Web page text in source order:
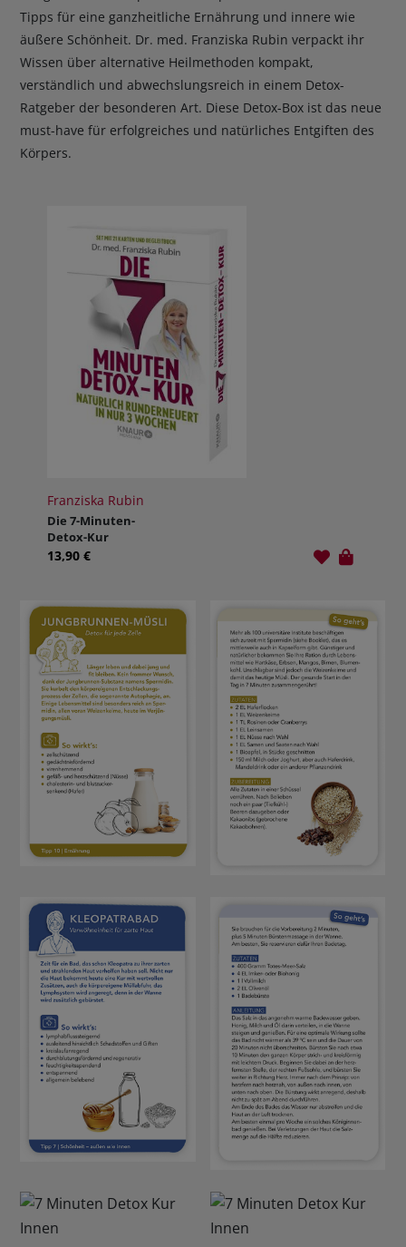
Tipps für eine ganzheitliche Ernährung und innere wie
äußere Schönheit. Dr. med. Franziska Rubin verpackt ihr
Wissen über alternative Heilmethoden kompakt,
verständlich und abwechslungsreich in einem Detox-
Ratgeber der besonderen Art. Diese Detox-Box ist das neue
must-have für erfolgreiches und natürliches Entgiften des
Körpers.
Franziska Rubin
Die 7-Minuten-
Detox-Kur
13,90 €